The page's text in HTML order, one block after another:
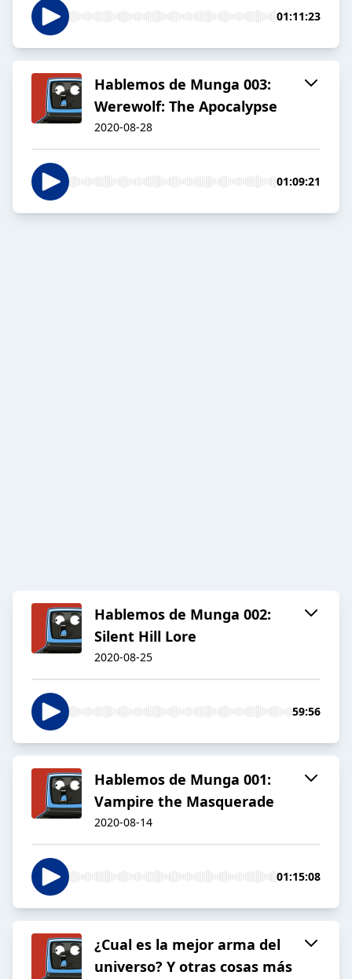
01:11:23
Hablemos de Munga 003:
Werewolf: The Apocalypse
2020-08-28
01:09:21
Hablemos de Munga 002:
Silent Hill Lore
2020-08-25
59:56
Hablemos de Munga 001:
Vampire the Masquerade
2020-08-14
01:15:08
¿Cual es la mejor arma del
universo? Y otras cosas más